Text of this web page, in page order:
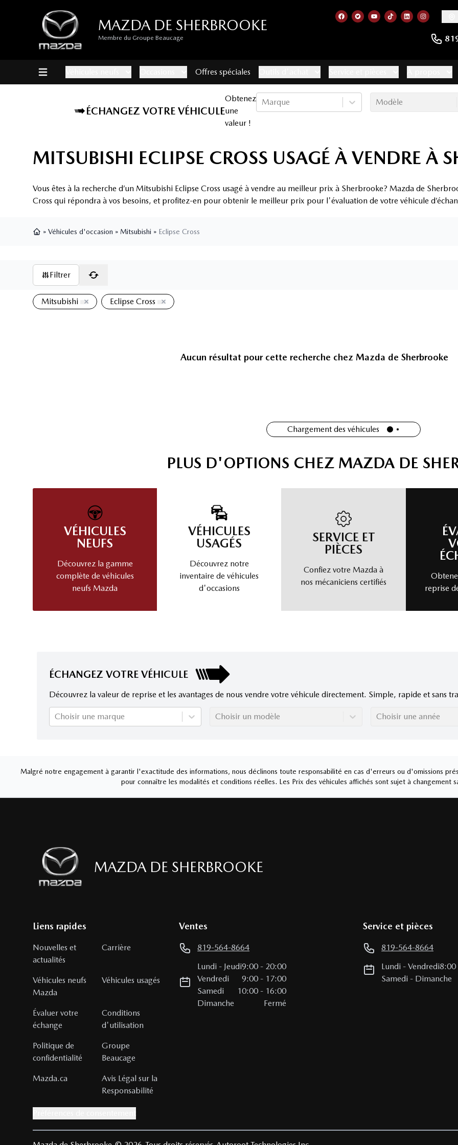
MAZDA DE SHERBROOKE
Membre du Groupe Beaucage
Lien vers notre page facebook
Lien vers notre compte
Lien vers notre chaîne
Lien vers notre
Lien versLien vers
Offres spéciales
ÉCHANGEZ VOTRE VÉHICULE
Obtenez
une
valeur !
Marque Modèle
MITSUBISHI ECLIPSE CROSS USAGÉ À VENDRE À
Vous êtes à la recherche d’un Mitsubishi Eclipse Cross usagé à vendre au meilleur prix à Sherbrooke? Mazda de
Cross qui répondra à vos besoins, et profitez-en pour obtenir le meilleur prix pour l'évaluation de votre véhicule
» Véhicules d'occasion » Mitsubishi » Eclipse Cross
Filtrer
Mitsubishi Eclipse Cross
Aucun résultat pour cette recherche chez Mazda de Sherbrooke
Chargement des véhicules
PLUS D'OPTIONS CHEZ MAZDA DE
VÉHICULES
NEUFS
Découvrez la gamme
complète de véhicules
neufs Mazda
VÉHICULES
USAGÉS
Découvrez notre
inventaire de véhicules
d'occasions
SERVICE ET
PIÈCES
Confiez votre Mazda à
nos mécaniciens certifiés
reprise
ÉCHANGEZ VOTRE VÉHICULE
Découvrez la valeur de reprise et les avantages de nous vendre votre véhicule directement. Simple, rapide et sans
Choisir une marque Choisir un modèle Choisir une année
Malgré notre engagement à garantir l'exactitude des informations, nous déclinons toute responsabilité en cas d'erreurs ou d'omissions
pour connaître les modalités et conditions réelles. Les Prix des véhicules affichés sont sujet à changement
MAZDA DE SHERBROOKE
Liens rapides
Nouvelles et
actualités
Carrière
Véhicules neufs
Mazda
Véhicules usagés
Évaluer votre
échange
Conditions
d'utilisation
Politique de
confidentialité
Groupe
Beaucage
Mazda.ca
Avis Légal sur la
Responsabilité
Ventes
819-564-8664
Lundi - Jeudi9:00 - 20:00
Vendredi
9:00 - 17:00
Samedi
10:00 - 16:00
Dimanche
Fermé
Service et pièces
819-564-8664
Lundi -Vendredi8:00
Samedi - Dimanche